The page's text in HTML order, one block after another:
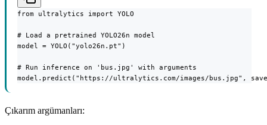
from ultralytics import YOLO
# Load a pretrained YOLO26n model
model = YOLO("yolo26n.pt")
# Run inference on 'bus.jpg' with arguments
model.predict("https://ultralytics.com/images/bus.jpg",
Çıkarım argümanları: